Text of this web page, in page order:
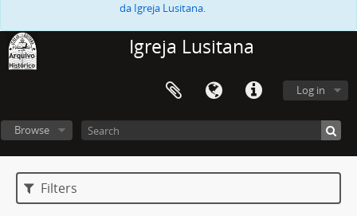
da Igreja Lusitana.
Igreja Lusitana
Log in
Browse
Filters